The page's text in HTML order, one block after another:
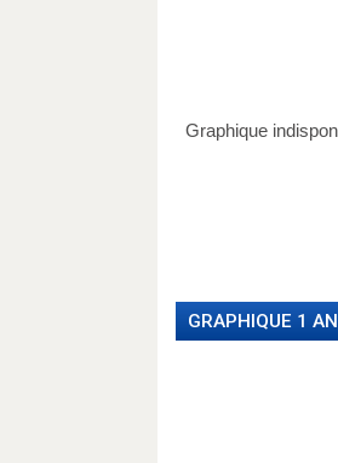
GRAPHIQUE 1 AN